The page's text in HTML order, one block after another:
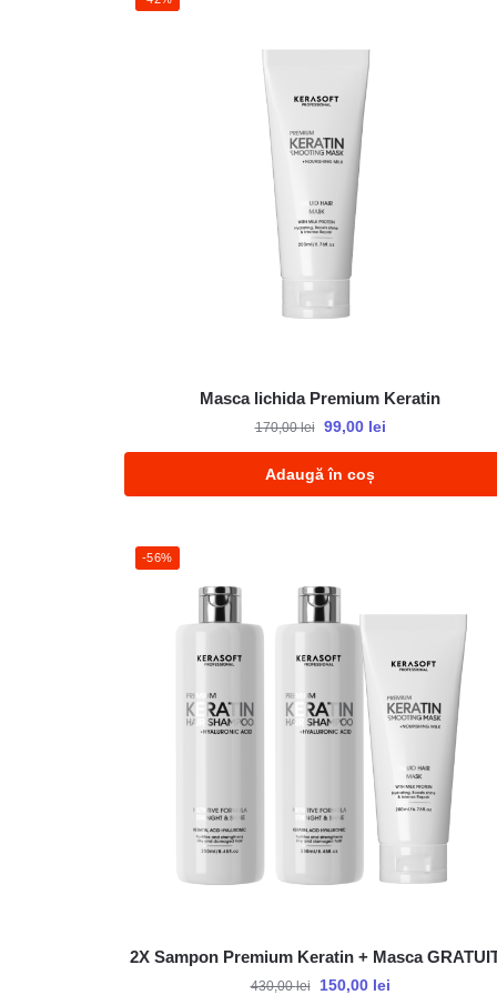
Masca lichida Premium Keratin
170,00lei 99,00 lei
Adaugă în coș
-56%
2X Sampon Premium Keratin + Masca
430,00lei 150,00 lei